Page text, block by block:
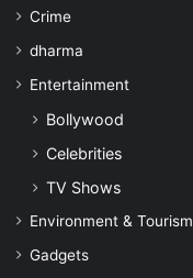
Crime
dharma
Entertainment
Bollywood
Celebrities
TV Shows
Environment & Tourism
Gadgets